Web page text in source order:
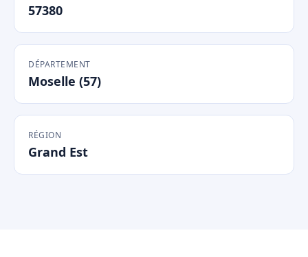
57380
DÉPARTEMENT
Moselle (57)
RÉGION
Grand Est